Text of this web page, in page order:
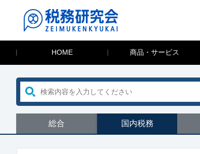
HOME 商品・サービス
総合 国内税務